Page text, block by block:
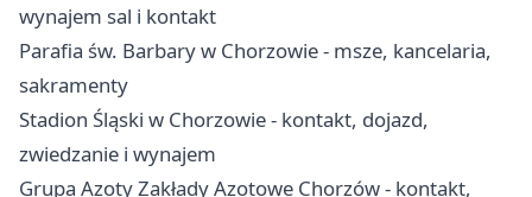
wynajem sal i kontakt
Parafia św. Barbary w Chorzowie - msze, kancelaria,
sakramenty
Stadion Śląski w Chorzowie - kontakt, dojazd,
zwiedzanie i wynajem
Grupa Azoty Zakłady Azotowe Chorzów - kontakt,